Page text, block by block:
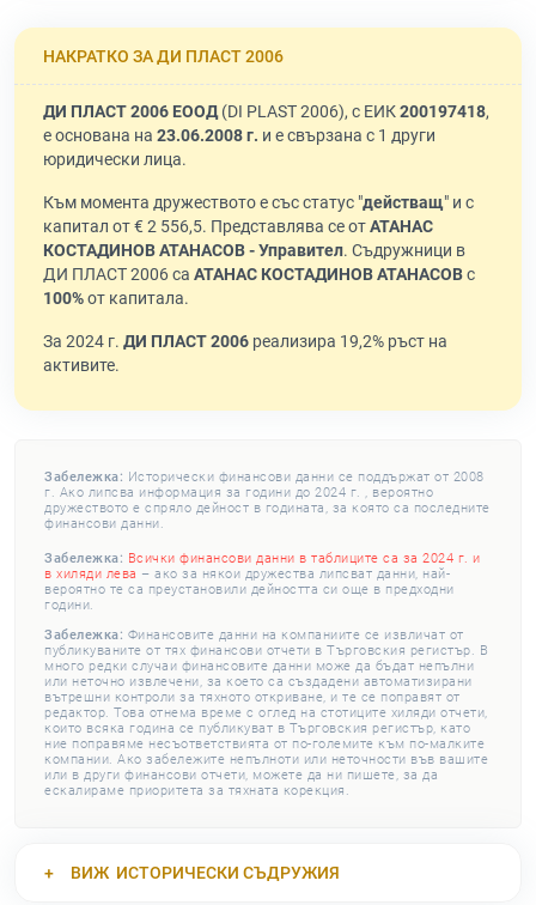
НАКРАТКО ЗА ДИ ПЛАСТ 2006
ДИ ПЛАСТ 2006 ЕООД(DI PLAST 2006), с ЕИК200197418,
е основана на 23.06.2008 г. и е свързана с 1 други
юридически лица.
Към момента дружеството е със статус "действащ" и с
капитал от € 2 556,5. Представлява се отАТАНАС
КОСТАДИНОВ АТАНАСОВ - Управител. Съдружници в
ДИ ПЛАСТ 2006 са АТАНАС КОСТАДИНОВ АТАНАСОВс
100%от капитала.
За 2024 г. ДИ ПЛАСТ 2006 реализира 19,2% ръст на
активите.
Забележка: Исторически финансови данни се поддържат от 2008
г. Ако липсва информация за години до 2024 г. , вероятно
дружеството е спряло дейност в годината, за която са последните
финансови данни.
Забележка: Всички финансови данни в таблиците са за 2024 г. и
в хиляди лева – ако за някои дружества липсват данни, най-
вероятно те са преустановили дейността си още в предходни
години.
Забележка: Финансовите данни на компаниите се извличат от
публикуваните от тях финансови отчети в Търговския регистър. В
много редки случаи финансовите данни може да бъдат непълни
или неточно извлечени, за което са създадени автоматизирани
вътрешни контроли за тяхното откриване, и те се поправят от
редактор. Това отнема време с оглед на стотиците хиляди отчети,
които всяка година се публикуват в Търговския регистър, като
ние поправяме несъответствията от по-големите към по-малките
компании. Ако забележите непълноти или неточности във вашите
или в други финансови отчети, можете да ни пишете, за да
ескалираме приоритета за тяхната корекция.
ВИЖ ИСТОРИЧЕСКИ СЪДРУЖИЯ